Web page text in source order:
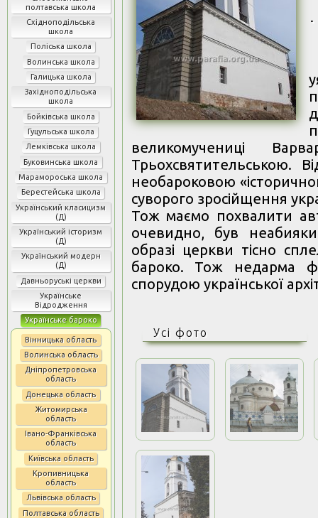
полтавська школа
Східноподільська
школа
Поліська школа
Волинська школа
Галицька школа
Західноподільська
школа
Бойківська школа
Гуцульська школа
Лемківська школа
Буковинська школа
Марамороська школа
Берестейська школа
Український класицизм
(Д)
Український історизм
(Д)
Український модерн
(Д)
Давньоруські церкви
Українське
Відродження
Українське бароко
Вінницька область
Волинська область
Дніпропетровська
область
Донецька область
Житомирська
область
Івано-Франківська
область
Київська область
Кропивницька
область
Львівська область
Полтавська область
великомучениці
Трьохсвятительською.
необароковою
суворого зросійщення
Тож маємо похвалити
очевидно, був
образі церкви тісно
бароко. Тож недарма
спорудою української
Усі фото